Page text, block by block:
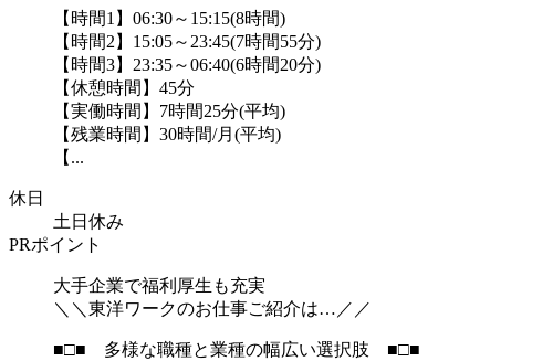
【時間1】06:30～15:15(8時間)
【時間2】15:05～23:45(7時間55分)
【時間3】23:35～06:40(6時間20分)
【休憩時間】45分
【実働時間】7時間25分(平均)
【残業時間】30時間/月(平均)
【...
休日
土日休み
PRポイント
大手企業で福利厚生も充実
＼＼東洋ワークのお仕事ご紹介は…／／
■□■ 多様な職種と業種の幅広い選択肢 ■□■